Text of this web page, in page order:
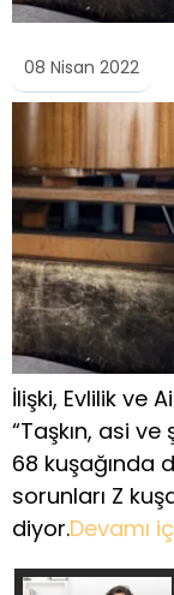
08 Nisan 2022
İlişki, Evlilik ve
“Taşkın, asi
68 kuşağında
sorunları Z
diyor.Devamı